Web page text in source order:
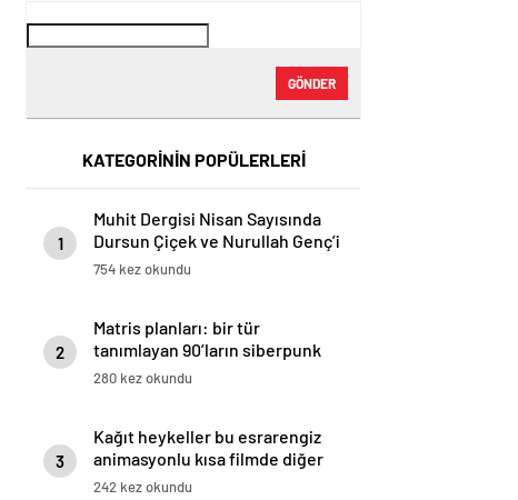
GÖNDER
KATEGORİNİN POPÜLERLERİ
1
Muhit Dergisi Nisan Sayısında
Dursun Çiçek ve Nurullah Gençʼi
Kapağa Taşıyor (Mayıs, 2025) –
754 kez okundu
2
Matris planları: bir tür
tanımlayan 90’ların siberpunk
filmleri
280 kez okundu
3
Kağıt heykeller bu esrarengiz
animasyonlu kısa filmde diğer
dünya olaylarıyla karşılaşır
242 kez okundu